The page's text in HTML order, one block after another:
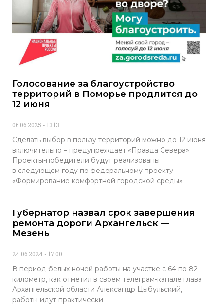
Голосование за благоустройство
территорий в Поморье продлится до
12 июня
06.06.2025 13:13
Сделать выбор в пользу территорий можно до 12 июня
включительно – предупреждает «Правда Севера».
Проекты-победители будут реализованы
в следующем году по федеральному проекту
«Формирование комфортной городской среды»
Губернатор назвал срок завершения
ремонта дороги Архангельск —
Мезень
24.06.2024 17:00
В период белых ночей работы на участке с 64 по 82
километр, как отметил в своем телеграм-канале глава
Архангельской области Александр Цыбульский,
работы идут практически